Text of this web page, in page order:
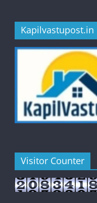
Kapilvastupost.in
Visitor Counter